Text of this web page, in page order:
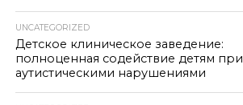
UNCATEGORIZED
Детское клиническое заведение:
полноценная содействие детям при
аутистическими нарушениями